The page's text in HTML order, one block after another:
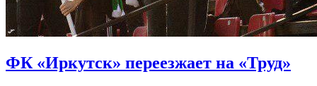
ФК «Иркутск» переезжает на «Труд»